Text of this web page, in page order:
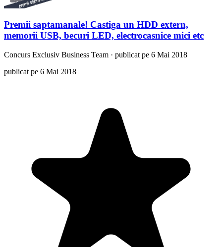
Premii saptamanale! Castiga un HDD extern,
memorii USB, becuri LED, electrocasnice mici etc
Concurs Exclusiv Business Team · publicat pe 6 Mai 2018
publicat pe 6 Mai 2018